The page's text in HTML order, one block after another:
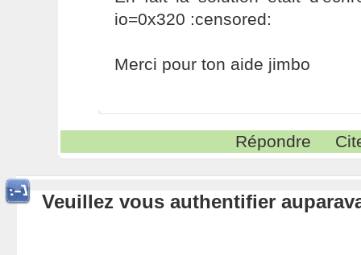
io=0x320 :censored:
Merci pour ton aide jimbo
Répondre
Veuillez vous authentifier